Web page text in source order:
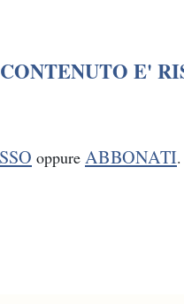
E'
oppure ABBONATI.